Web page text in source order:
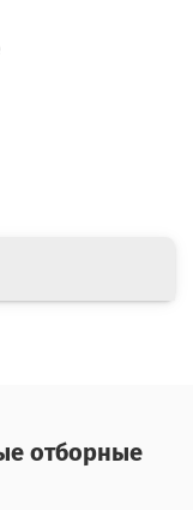
отборные